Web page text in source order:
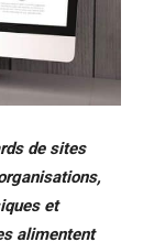
de sites
et
alimentent